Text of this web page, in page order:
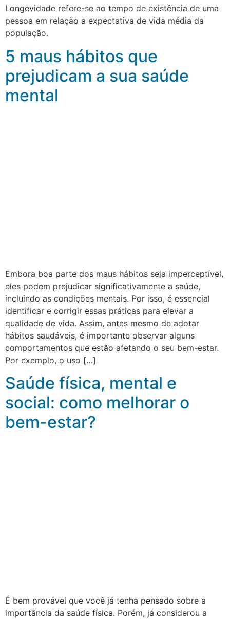
Longevidade refere-se ao tempo de existência de uma
pessoa em relação a expectativa de vida média da
população.
5 maus hábitos que
prejudicam a sua saúde
mental
Embora boa parte dos maus hábitos seja imperceptível,
eles podem prejudicar significativamente a saúde,
incluindo as condições mentais. Por isso, é essencial
identificar e corrigir essas práticas para elevar a
qualidade de vida. Assim, antes mesmo de adotar
hábitos saudáveis, é importante observar alguns
comportamentos que estão afetando o seu bem-estar.
Por exemplo, o uso […]
Saúde física, mental e
social: como melhorar o
bem-estar?
É bem provável que você já tenha pensado sobre a
importância da saúde física. Porém, já considerou a